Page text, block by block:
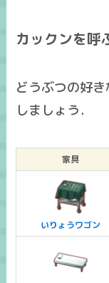
カックンを呼
どうぶつの好
しましょう．
家具
いりょうワゴン